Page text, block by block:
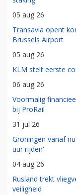
05 aug 26
Transavia opent
Brussels Airport
05 aug 26
KLM stelt eerste
06 aug 26
Voormalig
bij ProRail
31 jul 26
Groningen vanaf
uur rijden'
04 aug 26
Rusland trekt
veiligheid